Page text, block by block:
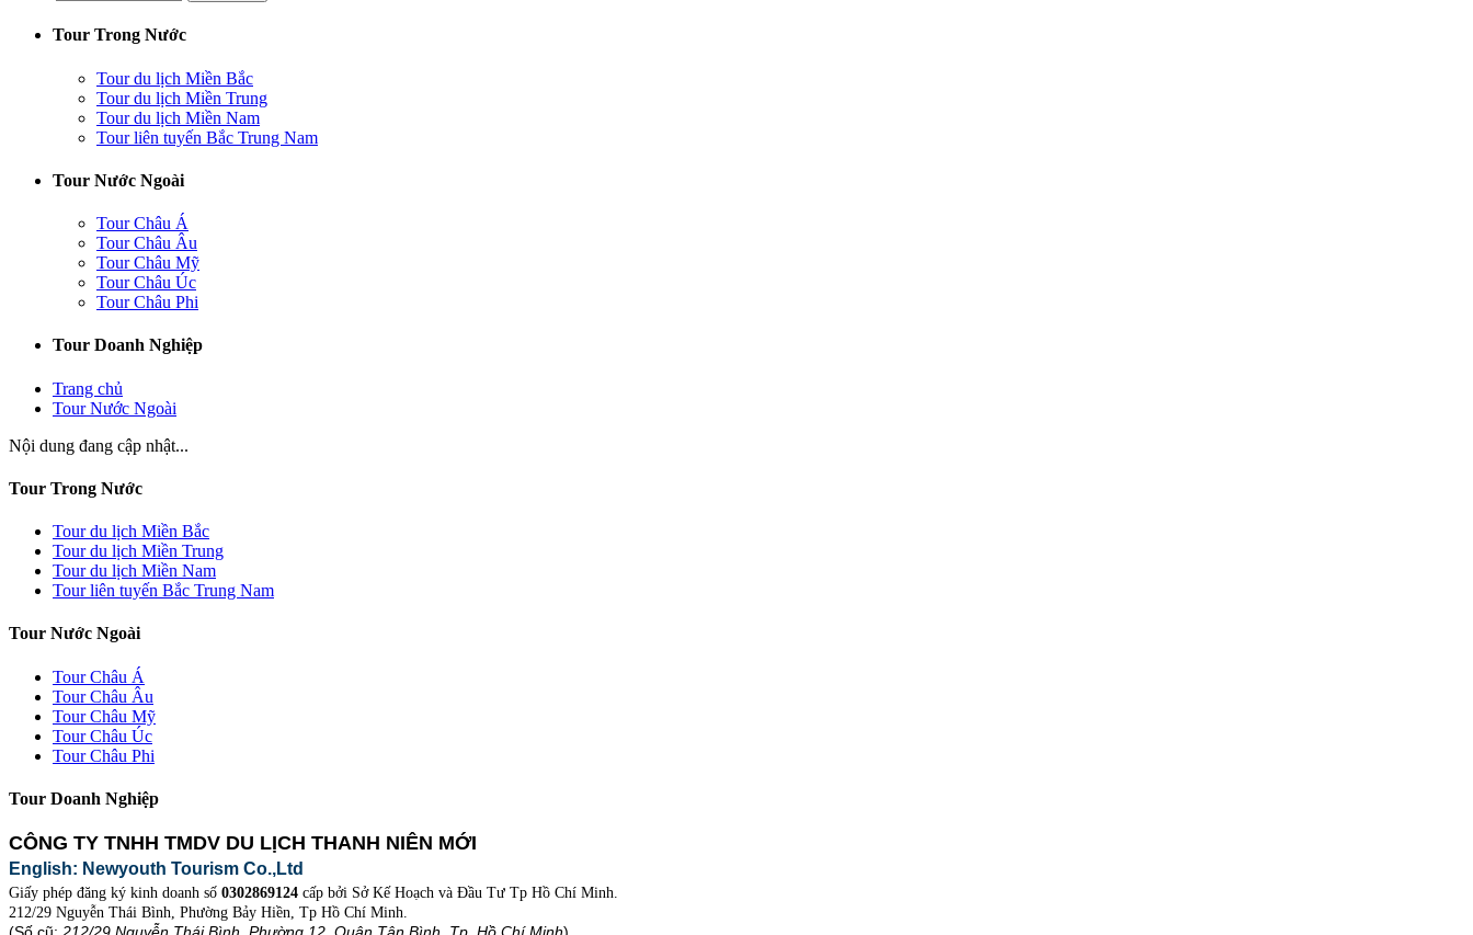
Tour Trong Nước
Tour du lịch Miền Bắc
Tour du lịch Miền Trung
Tour du lịch Miền Nam
Tour liên tuyến Bắc Trung Nam
Tour Nước Ngoài
Tour Châu Á
Tour Châu Âu
Tour Châu Mỹ
Tour Châu Úc
Tour Châu Phi
Tour Doanh Nghiệp
Trang chủ
Tour Nước Ngoài
Nội dung đang cập nhật...
Tour Trong Nước
Tour du lịch Miền Bắc
Tour du lịch Miền Trung
Tour du lịch Miền Nam
Tour liên tuyến Bắc Trung Nam
Tour Nước Ngoài
Tour Châu Á
Tour Châu Âu
Tour Châu Mỹ
Tour Châu Úc
Tour Châu Phi
Tour Doanh Nghiệp
CÔNG TY TNHH TMDV DU LỊCH THANH NIÊN MỚI
English: Newyouth Tourism Co.,Ltd
Giấy phép đăng ký kinh doanh số 0302869124 cấp bởi Sở Kế Hoạch và Đầu Tư Tp Hồ Chí Minh.
212/29 Nguyễn Thái Bình, Phường Bảy Hiền, Tp Hồ Chí Minh.